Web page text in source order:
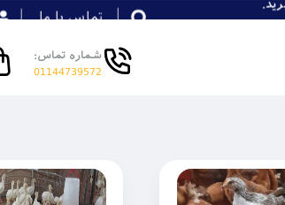
تماس با ما
شماره تماس:
01144739572